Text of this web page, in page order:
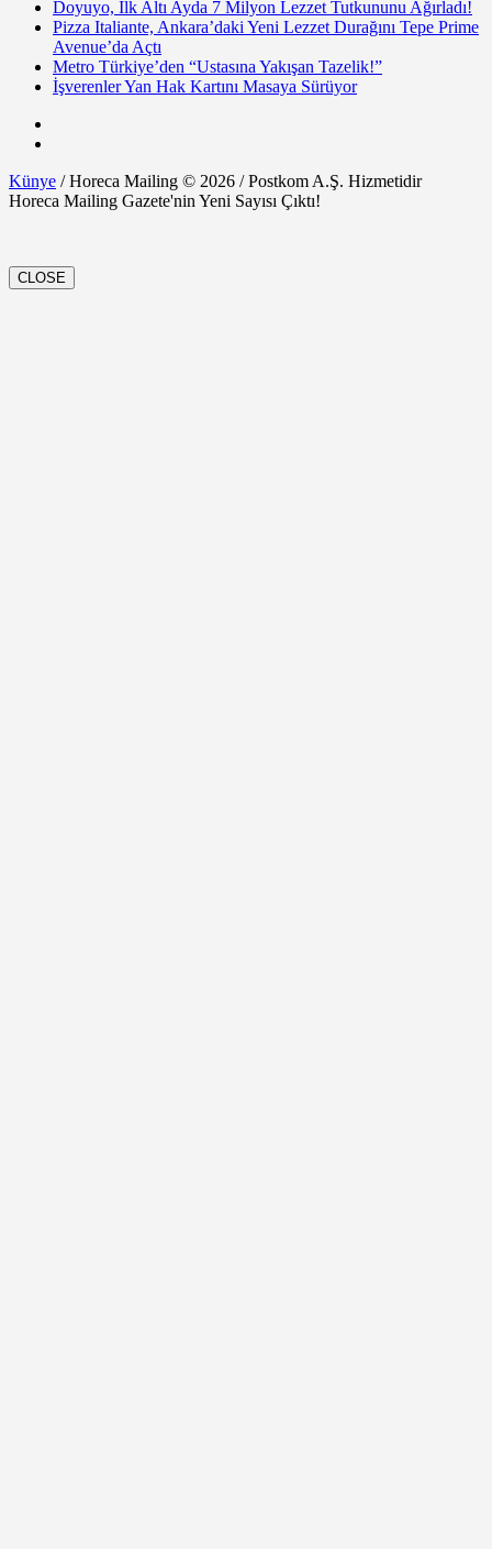
Doyuyo, İlk Altı Ayda 7 Milyon Lezzet Tutkununu Ağırladı!
Pizza Italiante, Ankara’daki Yeni Lezzet Durağını Tepe Prime
Avenue’da Açtı
Metro Türkiye’den “Ustasına Yakışan Tazelik!”
İşverenler Yan Hak Kartını Masaya Sürüyor
Künye / Horeca Mailing © 2026 / Postkom A.Ş. Hizmetidir
Horeca Mailing Gazete'nin Yeni Sayısı Çıktı!
CLOSE